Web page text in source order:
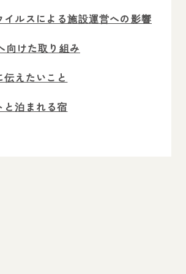
イルスによる施設運営への影響
向けた取り組み
えたいこと
と泊まれる宿